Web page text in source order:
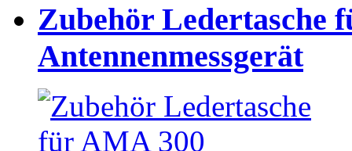
Zubehör Ledertasche
Antennenmessgerät